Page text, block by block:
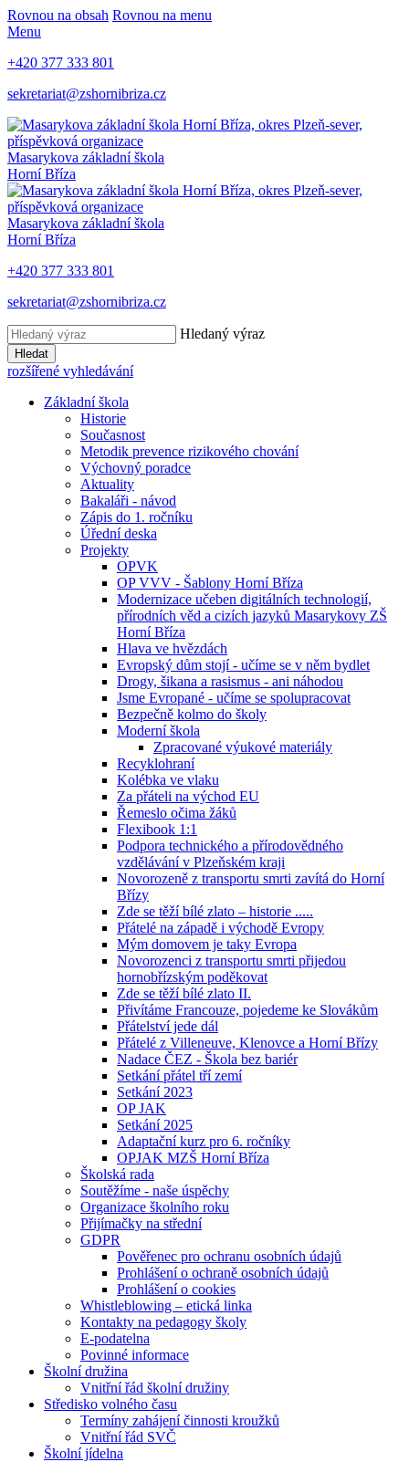
Rovnou na obsah Rovnou na menu
Menu
+420 377 333 801
sekretariat@zshornibriza.cz
Masarykova základní škola
Horní Bříza
Masarykova základní škola
Horní Bříza
+420 377 333 801
sekretariat@zshornibriza.cz
Hledaný výraz
Hledat
rozšířené vyhledávání
Základní škola
Historie
Současnost
Metodik prevence rizikového chování
Výchovný poradce
Aktuality
Bakaláři - návod
Zápis do 1. ročníku
Úřední deska
Projekty
OPVK
OP VVV - Šablony Horní Bříza
Modernizace učeben digitálních technologií,
přírodních věd a cizích jazyků Masarykovy ZŠ
Horní Bříza
Hlava ve hvězdách
Evropský dům stojí - učíme se v něm bydlet
Drogy, šikana a rasismus - ani náhodou
Jsme Evropané - učíme se spolupracovat
Bezpečně kolmo do školy
Moderní škola
Zpracované výukové materiály
Recyklohraní
Kolébka ve vlaku
Za přáteli na východ EU
Řemeslo očima žáků
Flexibook 1:1
Podpora technického a přírodovědného
vzdělávání v Plzeňském kraji
Novorozeně z transportu smrti zavítá do Horní
Břízy
Zde se těží bílé zlato – historie .....
Přátelé na západě i východě Evropy
Mým domovem je taky Evropa
Novorozenci z transportu smrti přijedou
hornobřízským poděkovat
Zde se těží bílé zlato II.
Přivítáme Francouze, pojedeme ke Slovákům
Přátelství jede dál
Přátelé z Villeneuve, Klenovce a Horní Břízy
Nadace ČEZ - Škola bez bariér
Setkání přátel tří zemí
Setkání 2023
OP JAK
Setkání 2025
Adaptační kurz pro 6. ročníky
OPJAK MZŠ Horní Bříza
Školská rada
Soutěžíme - naše úspěchy
Organizace školního roku
Přijímačky na střední
GDPR
Pověřenec pro ochranu osobních údajů
Prohlášení o ochraně osobních údajů
Prohlášení o cookies
Whistleblowing – etická linka
Kontakty na pedagogy školy
E-podatelna
Povinné informace
Školní družina
Vnitřní řád školní družiny
Středisko volného času
Termíny zahájení činnosti kroužků
Vnitřní řád SVČ
Školní jídelna